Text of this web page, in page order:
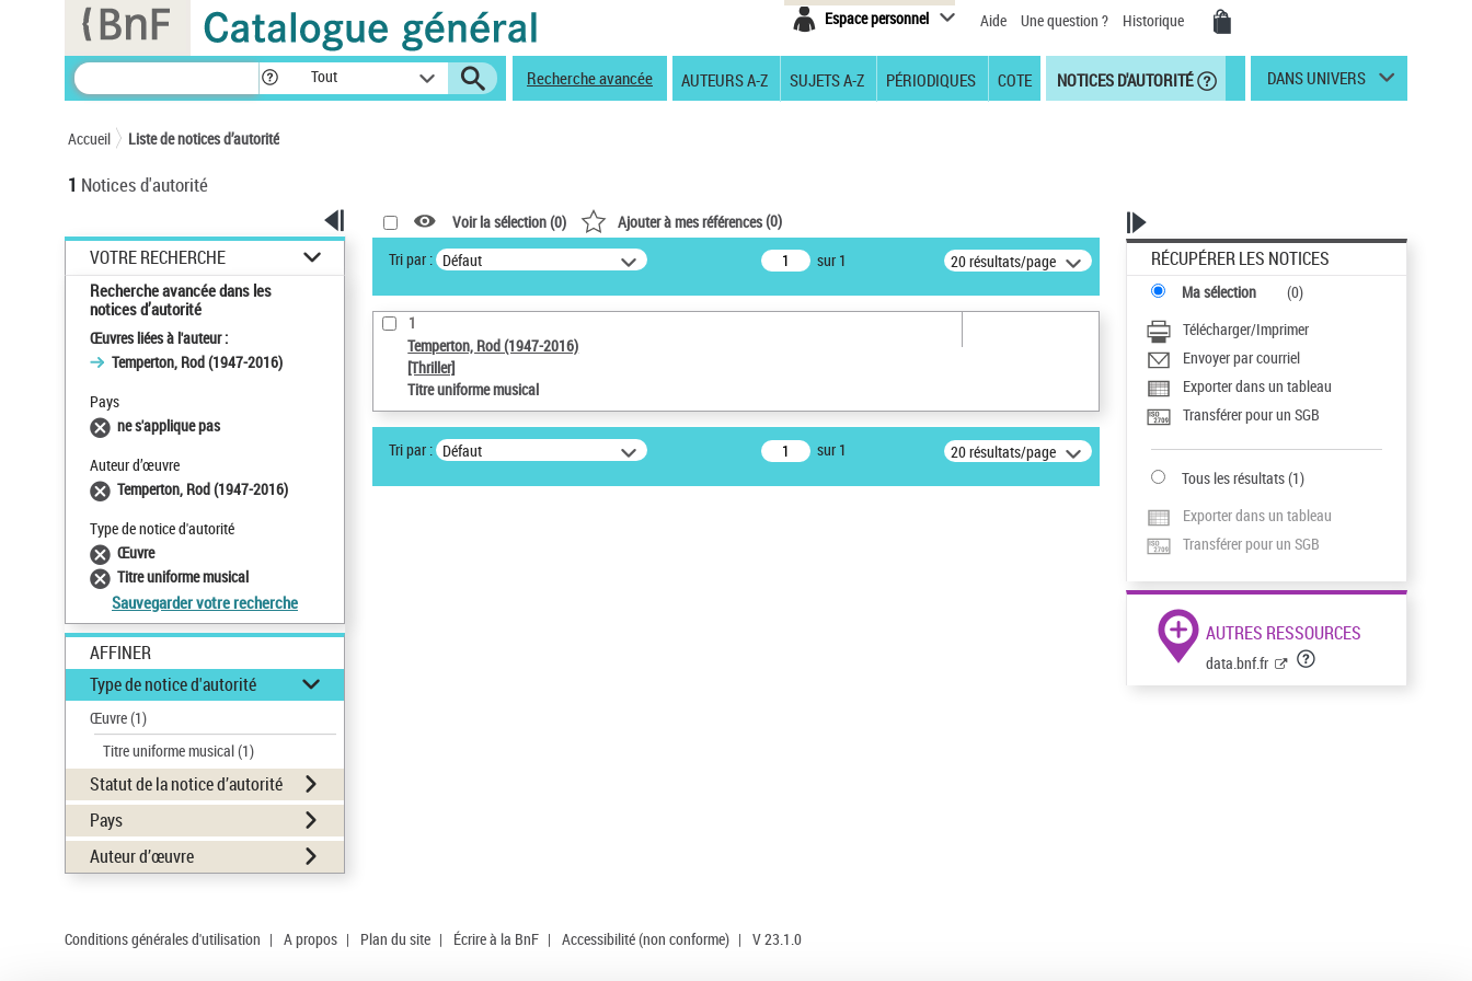
Espace personnel Aide Une question ? Historique
Tout Recherche avancée AUTEURS A-Z SUJETS A-Z PÉRIODIQUES COTE NOTICES D'AUTORITÉ DANS UNIVERS
Accueil Liste de notices d’autorité
1 Notices d'autorité
VOTRE RECHERCHE
Recherche avancée dans les
notices d’autorité
Œuvres liées à l'auteur :
Temperton, Rod (1947-2016)
Pays
ne s'applique pas
Auteur d’œuvre
Temperton, Rod (1947-2016)
Type de notice d'autorité
Œuvre
Titre uniforme musical
Sauvegarder votre recherche
AFFINER
Type de notice d'autorité
Œuvre(1)
Titre uniforme musical(1)
Statut de la notice d’autorité
Pays
Auteur d’œuvre
Voir la sélection (0) Ajouter à mes références(0)
Tri par : Défaut sur 1 20 résultats/page
1
Temperton, Rod (1947-2016)
[Thriller]
Titre uniforme musical
Tri par : Défaut sur 1 20 résultats/page
RÉCUPÉRER LES NOTICES
Ma sélection (0)
Télécharger/Imprimer
Envoyer par courriel
Exporter dans un tableau
Transférer pour un SGB
Tous les résultats(1)
Exporter dans un tableau
Transférer pour un SGB
AUTRES RESSOURCES
data.bnf.fr
Conditions générales d'utilisation | A propos | Plan du site | Écrire à la BnF | Accessibilité (non conforme) | V 23.1.0
Panneau de gestion des cookies